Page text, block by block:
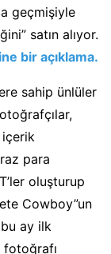
geçmişiyle
satın alıyor.
bir açıklama.
sahip ünlüler
içerik
para
oluşturup
Cowboy”un
bu ay ilk
fotoğrafı